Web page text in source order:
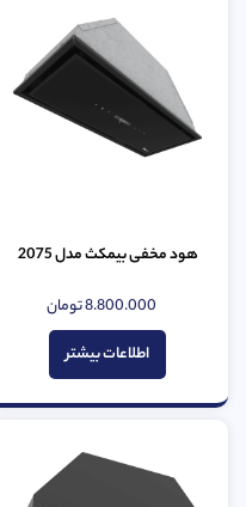
هود مخفی بیمکث مدل 2075
امتیاز
0
از
5
8.800.000تومان
اطلاعات بیشتر